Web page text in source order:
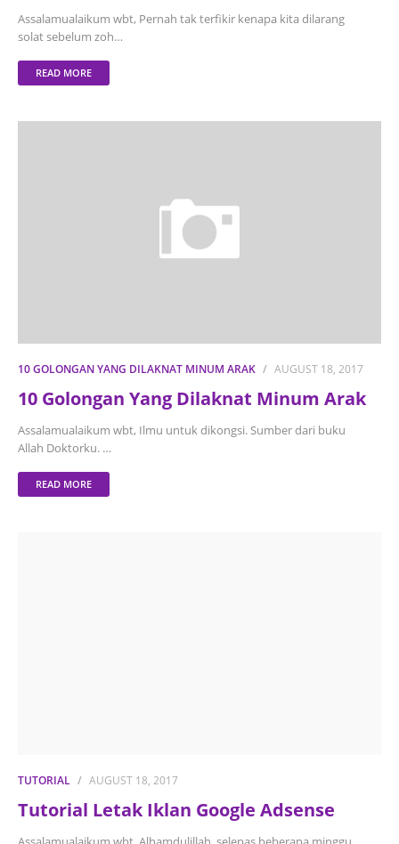
Assalamualaikum wbt, Pernah tak terfikir kenapa kita dilarang
solat sebelum zoh…
READ MORE
10 GOLONGAN YANG DILAKNAT MINUM ARAK AUGUST 18, 2017
10 Golongan Yang Dilaknat Minum Arak
Assalamualaikum wbt, Ilmu untuk dikongsi. Sumber dari buku
Allah Doktorku. …
READ MORE
TUTORIAL AUGUST 18, 2017
Tutorial Letak Iklan Google Adsense